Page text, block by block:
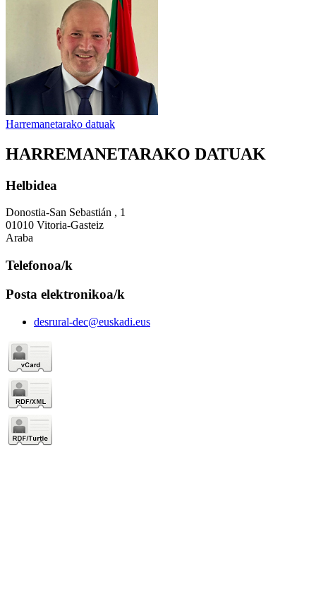
Harremanetarako datuak
HARREMANETARAKO DATUAK
Helbidea
Donostia-San Sebastián , 1
01010 Vitoria-Gasteiz
Araba
Telefonoa/k
Posta elektronikoa/k
desrural-dec@euskadi.eus